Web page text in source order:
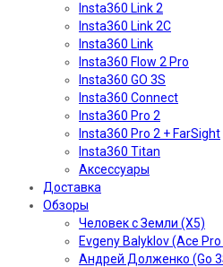
Insta360 Link 2
Insta360 Link 2C
Insta360 Link
Insta360 Flow 2 Pro
Insta360 GO 3S
Insta360 Connect
Insta360 Pro 2
Insta360 Pro 2 + FarSight
Insta360 Titan
Аксессуары
Доставка
Обзоры
Человек с Земли (X5)
Evgeny Balyklov (Ace Pro
Андрей Долженко (Go